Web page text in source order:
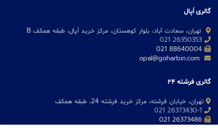
گالری اُپال
تهران، سعادت آباد، بلوار کوهستان، مرکز خرید اُپال، طبقه همکف B
26350353 021
گالری فرشته 24
تهران، خیابان فرشته، مرکز خرید فرشته 24، طبقه همکف
26373430-1 021